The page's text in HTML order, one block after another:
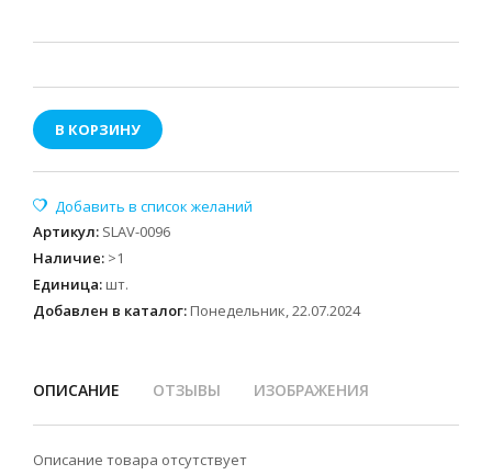
В КОРЗИНУ
Артикул: SLAV-0096
Наличие: >1
Единица: шт.
Добавлен в каталог: Понедельник, 22.07.2024
ОПИСАНИЕ ОТЗЫВЫ ИЗОБРАЖЕНИЯ
Описание товара отсутствует